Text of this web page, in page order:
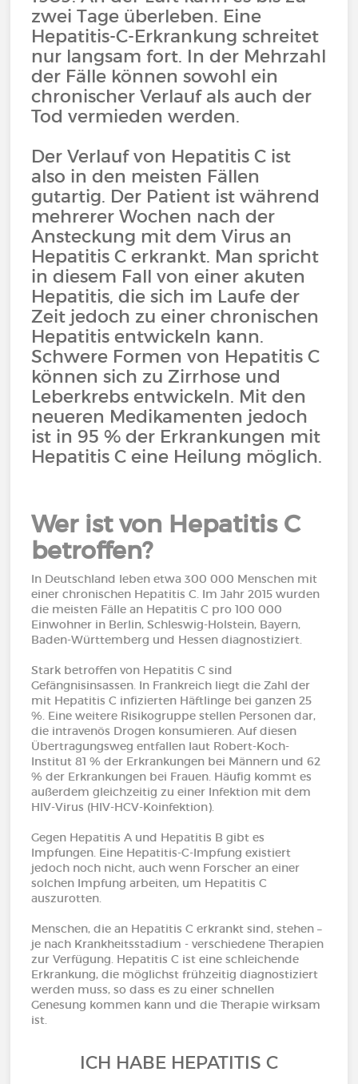
zwei Tage überleben. Eine
Hepatitis-C-Erkrankung schreitet
nur langsam fort. In der Mehrzahl
der Fälle können sowohl ein
chronischer Verlauf als auch der
Tod vermieden werden.
Der Verlauf von Hepatitis C ist
also in den meisten Fällen
gutartig. Der Patient ist während
mehrerer Wochen nach der
Ansteckung mit dem Virus an
Hepatitis C erkrankt. Man spricht
in diesem Fall von einer akuten
Hepatitis, die sich im Laufe der
Zeit jedoch zu einer chronischen
Hepatitis entwickeln kann.
Schwere Formen von Hepatitis C
können sich zu Zirrhose und
Leberkrebs entwickeln. Mit den
neueren Medikamenten jedoch
ist in 95 % der Erkrankungen mit
Hepatitis C eine Heilung möglich.
Wer ist von Hepatitis C
betroffen?
In Deutschland leben etwa 300 000 Menschen mit
einer chronischen Hepatitis C. Im Jahr 2015 wurden
die meisten Fälle an Hepatitis C pro 100 000
Einwohner in Berlin, Schleswig-Holstein, Bayern,
Baden-Württemberg und Hessen diagnostiziert.
Stark betroffen von Hepatitis C sind
Gefängnisinsassen. In Frankreich liegt die Zahl der
mit Hepatitis C infizierten Häftlinge bei ganzen 25
%. Eine weitere Risikogruppe stellen Personen dar,
die intravenös Drogen konsumieren. Auf diesen
Übertragungsweg entfallen laut Robert-Koch-
Institut 81 % der Erkrankungen bei Männern und 62
% der Erkrankungen bei Frauen. Häufig kommt es
außerdem gleichzeitig zu einer Infektion mit dem
HIV-Virus (HIV-HCV-Koinfektion).
Gegen Hepatitis A und Hepatitis B gibt es
Impfungen. Eine Hepatitis-C-Impfung existiert
jedoch noch nicht, auch wenn Forscher an einer
solchen Impfung arbeiten, um Hepatitis C
auszurotten.
Menschen, die an Hepatitis C erkrankt sind, stehen –
je nach Krankheitsstadium - verschiedene Therapien
zur Verfügung. Hepatitis C ist eine schleichende
Erkrankung, die möglichst frühzeitig diagnostiziert
werden muss, so dass es zu einer schnellen
Genesung kommen kann und die Therapie wirksam
ist.
ICH HABE HEPATITIS C